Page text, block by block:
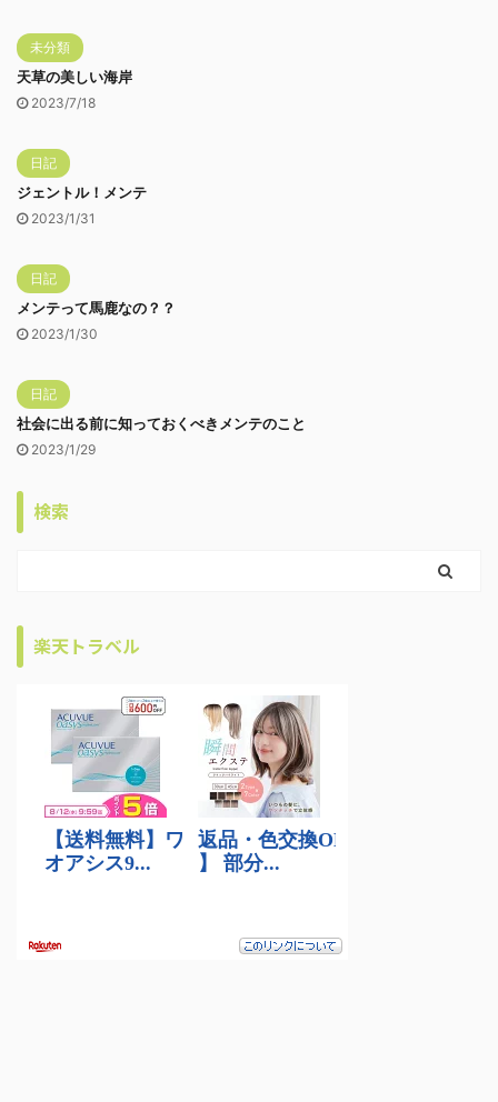
未分類
天草の美しい海岸
2023/7/18
日記
ジェントル！メンテ
2023/1/31
日記
メンテって馬鹿なの？？
2023/1/30
日記
社会に出る前に知っておくべきメンテのこと
2023/1/29
検索
楽天トラベル